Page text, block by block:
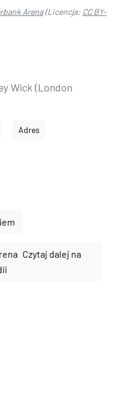
Arena(Licencja: CC BY-
Wick (London
Adres
Czytaj dalej na